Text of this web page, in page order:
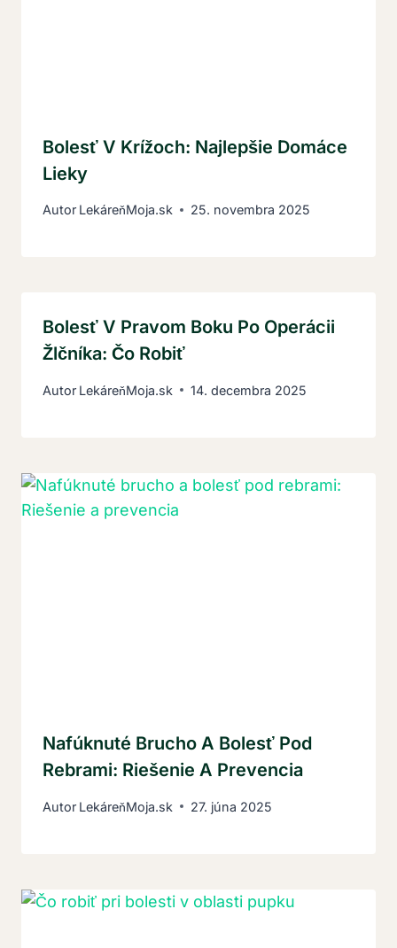
Bolesť V Krížoch: Najlepšie Domáce
Lieky
Autor LekáreňMoja.sk 25. novembra 2025
Bolesť V Pravom Boku Po Operácii
Žlčníka: Čo Robiť
Autor LekáreňMoja.sk 14. decembra 2025
Nafúknuté Brucho A Bolesť Pod
Rebrami: Riešenie A Prevencia
Autor LekáreňMoja.sk 27. júna 2025